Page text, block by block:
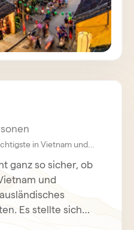
waren auch sehr
Travel jederzeit
wir eine Rundreise in
Dank Frau Cao
in Vietnam und
ganz so sicher, ob
und
Es stellte sich
besten